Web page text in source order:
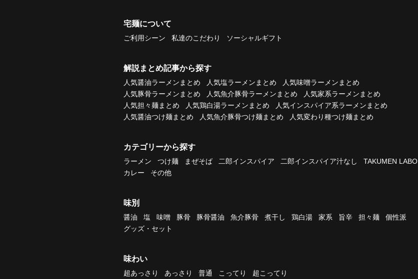
宅麺について
ご利用シーン 私達のこだわり ソーシャルギフト
解説まとめ記事から探す
人気醤油ラーメンまとめ 人気塩ラーメンまとめ
人気味噌ラーメンまとめ
人気豚骨ラーメンまとめ
人気魚介豚骨ラーメンまとめ
人気家系ラーメンまとめ
人気担々麺まとめ
人気鶏白湯ラーメンまとめ
人気インスパイア系ラーメンまとめ
人気醤油つけ麺まとめ
人気魚介豚骨つけ麺まとめ 人気変わり種つけ麺まとめ
カテゴリーから探す
ラーメン つけ麺 まぜそば 二郎インスパイア 二郎インスパイア汁なし
TAKUMEN LABO
カレー
その他
味別
醤油 塩 味噌 豚骨 豚骨醤油 魚介豚骨 煮干し 鶏白湯 家系 旨辛 担々麺
個性派
グッズ・セット
味わい
超あっさり あっさり 普通 こってり 超こってり